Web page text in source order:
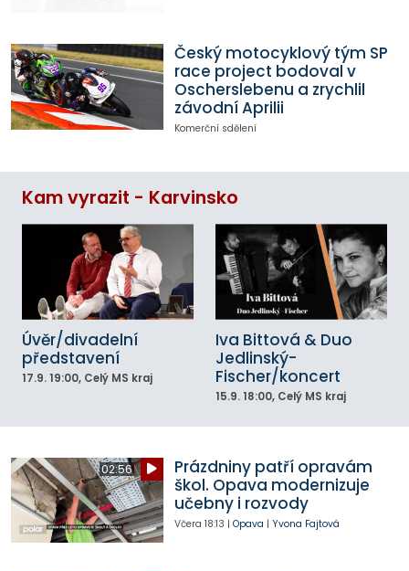
Český motocyklový tým SP
race project bodoval v
Oscherslebenu a zrychlil
závodní Aprilii
Komerční sdělení
Kam vyrazit - Karvinsko
Úvěr/divadelní
představení
17.9. 19:00, Celý MS kraj
Iva Bittová & Duo
Jedlinský-
Fischer/koncert
15.9. 18:00, Celý MS kraj
02:56
Prázdniny patří opravám
škol. Opava modernizuje
učebny i rozvody
Včera 18:13 | Opava | Yvona Fajtová